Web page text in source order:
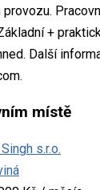
+
Další
místě
s.r.o.